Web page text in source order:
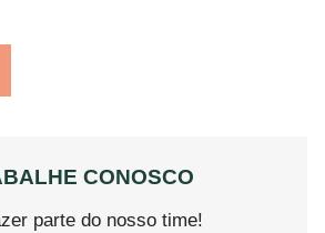
CONOSCO
parte do nosso time!